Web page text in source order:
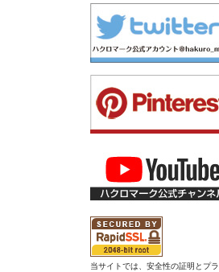
当サイトでは、安全性の証明とプ